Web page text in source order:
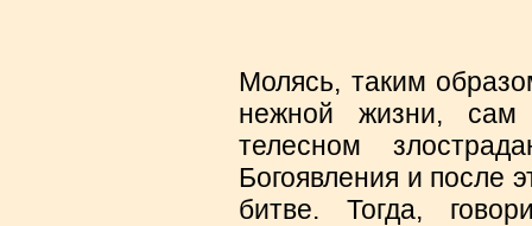
Молясь, таким
нежной жизни,
телесном
Богоявления и после
битве. Тогда,